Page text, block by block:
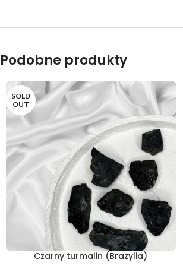
Podobne produkty
SOLD
OUT
Czarny turmalin (Brazylia)